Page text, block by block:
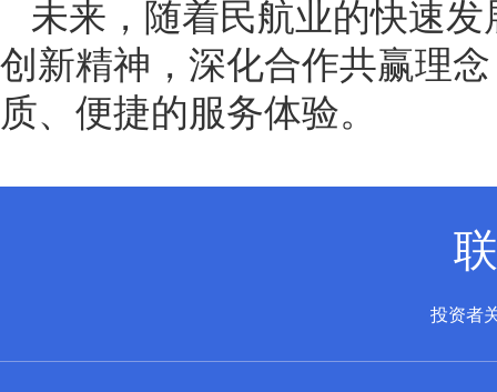
未来，随着民航业的快速
创新精神，深化合作共赢理
质、便捷的服务体验。
投资者